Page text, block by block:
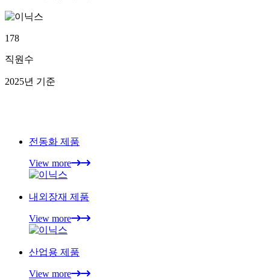
178
직원수
2025년 기준
전동화 제품
View more
내외장재 제품
View more
산업용 제품
View more